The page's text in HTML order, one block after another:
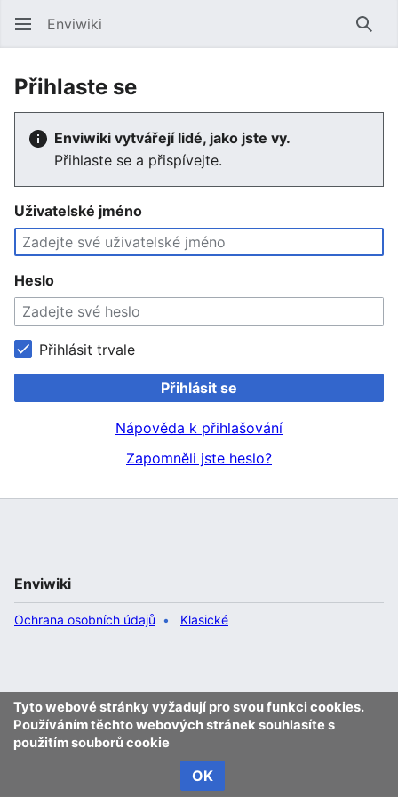
Enviwiki
Přihlaste se
Enviwiki vytvářejí lidé, jako jste vy.
Přihlaste se a přispívejte.
Uživatelské jméno
Heslo
Přihlásit trvale
Přihlásit se
Nápověda k přihlašování
Zapomněli jste heslo?
Tyto webové stránky vyžadují pro svou funkci cookies.
Používáním těchto webových stránek souhlasíte s
použitím souborů cookie
OK
Enviwiki
Ochrana osobních údajů Klasické